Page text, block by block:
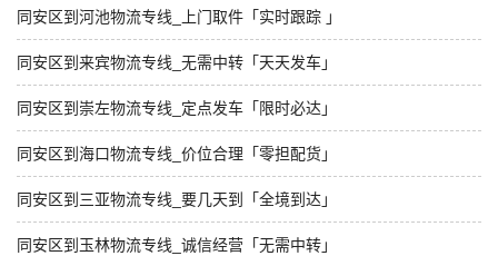
同安区到河池物流专线_上门取件「实时跟踪 」
同安区到来宾物流专线_无需中转「天天发车」
同安区到崇左物流专线_定点发车「限时必达」
同安区到海口物流专线_价位合理「零担配货」
同安区到三亚物流专线_要几天到「全境到达」
同安区到玉林物流专线_诚信经营「无需中转」